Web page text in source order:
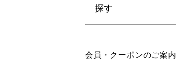
探す
会員・クーポンのご案内